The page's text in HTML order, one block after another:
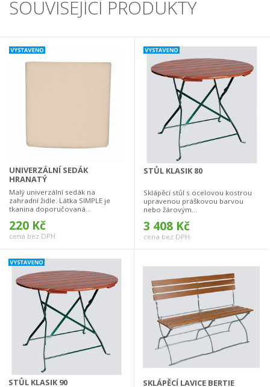
SOUVISEJÍCÍ PRODUKTY
UNIVERZÁLNÍ SEDÁK
HRANATÝ
Malý univerzální sedák na
zahradní židle. Látka SIMPLE je
tkanina doporučovaná...
220 Kč
cena bez DPH
STŮL KLASIK 80
Sklápěcí stůl s ocelovou kostrou
upravenou práškovou barvou
nebo žárovým...
3 408 Kč
cena bez DPH
STŮL KLASIK 90 SKLÁPĚCÍ LAVICE BERTIE